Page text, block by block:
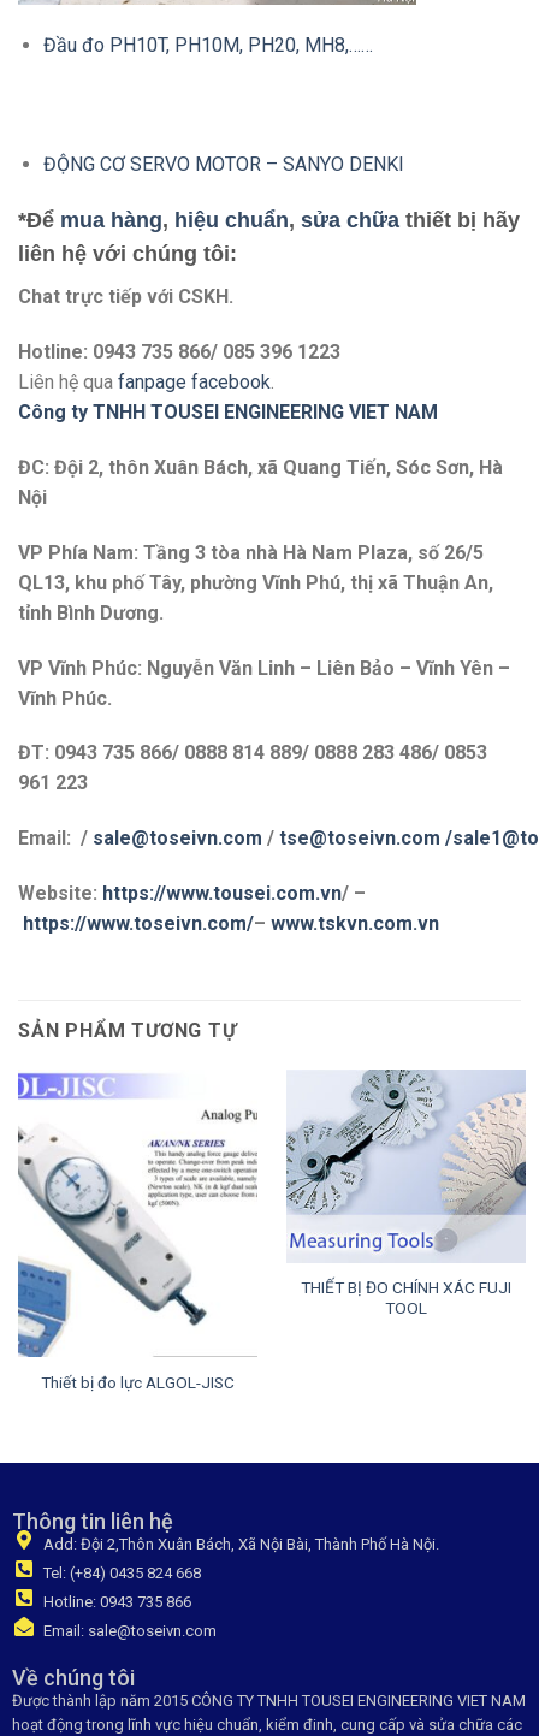
Đầu đo PH10T, PH10M, PH20, MH8,……
ĐỘNG CƠ SERVO MOTOR – SANYO DENKI
*Để mua hàng, hiệu chuẩn, sửa chữa thiết bị hãy
liên hệ với chúng tôi:
Chat trực tiếp với CSKH.
Hotline: 0943 735 866/ 085 396 1223
Liên hệ qua fanpage facebook.
Công ty TNHH TOUSEI ENGINEERING VIET NAM
ĐC: Đội 2, thôn Xuân Bách, xã Quang Tiến, Sóc Sơn, Hà
Nội
VP Phía Nam: Tầng 3 tòa nhà Hà Nam Plaza, số 26/5
QL13, khu phố Tây, phường Vĩnh Phú, thị xã Thuận An,
tỉnh Bình Dương.
VP Vĩnh Phúc: Nguyễn Văn Linh – Liên Bảo – Vĩnh Yên –
Vĩnh Phúc.
ĐT: 0943 735 866/ 0888 814 889/ 0888 283 486/ 0853
961 223
Email: / sale@toseivn.com / tse@toseivn.com /
Website: https://www.tousei.com.vn/ –
https://www.toseivn.com/– www.tskvn.com.vn
SẢN PHẨM TƯƠNG TỰ
Thiết bị đo lực ALGOL-JISC
THIẾT BỊ ĐO CHÍNH XÁC FUJI
TOOL
Thông tin liên hệ
Add: Đội 2,Thôn Xuân Bách, Xã Nội Bài, Thành Phố Hà Nội.
Tel: (+84) 0435 824 668
Hotline: 0943 735 866
Email: sale@toseivn.com
Về chúng tôi
Được thành lập năm 2015 CÔNG TY TNHH TOUSEI ENGINEERING VIET NAM
hoạt động trong lĩnh vực hiệu chuẩn, kiểm đinh, cung cấp và sửa chữa các